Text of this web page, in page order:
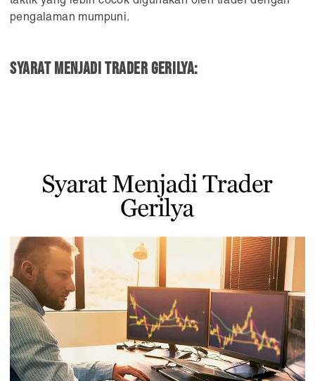
pengalaman mumpuni.
Syarat menjadi trader gerilya: